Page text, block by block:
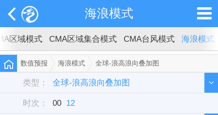
海浪模式
区域模式 CMA区域集合模式 CMA台风模式 海浪模式
数值预报 海浪模式 全球-浪高浪向叠加图
类型： 全球-浪高浪向叠加图
大西洋-浪高浪向叠加图
时次： 00 12